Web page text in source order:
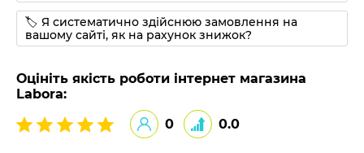
🏷 Я систематично здійснюю замовлення на
вашому сайті, як на рахунок знижок?
Оцініть якість роботи інтернет магазина
Labora:
0
0.0